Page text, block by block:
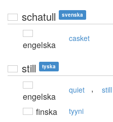
schatull svenska
engelska
casket
still tyska
engelska
quiet , still
finska tyyni